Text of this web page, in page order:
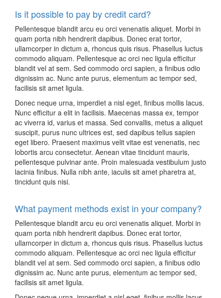
Is it possible to pay by credit card?
Pellentesque blandit arcu eu orci venenatis aliquet. Morbi in
quam porta nibh hendrerit dapibus. Donec erat tortor,
ullamcorper in dictum a, rhoncus quis risus. Phasellus luctus
commodo aliquam. Pellentesque ac orci nec ligula efficitur
blandit vel at sem. Sed commodo orci sapien, a finibus odio
dignissim ac. Nunc ante purus, elementum ac tempor sed,
facilisis sit amet ligula.
Donec neque urna, imperdiet a nisl eget, finibus mollis lacus.
Nunc efficitur a elit in facilisis. Maecenas massa ex, tempor
ac viverra id, varius et massa. Sed convallis, metus a aliquet
suscipit, purus nunc ultrices est, sed dapibus tellus sapien
eget libero. Praesent maximus velit vitae est venenatis, nec
lobortis arcu consectetur. Aenean vitae tincidunt mauris,
pellentesque pulvinar ante. Proin malesuada vestibulum justo
lacinia finibus. Nulla nibh ante, iaculis sit amet pharetra at,
tincidunt quis nisi.
What payment methods exist in your company?
Pellentesque blandit arcu eu orci venenatis aliquet. Morbi in
quam porta nibh hendrerit dapibus. Donec erat tortor,
ullamcorper in dictum a, rhoncus quis risus. Phasellus luctus
commodo aliquam. Pellentesque ac orci nec ligula efficitur
blandit vel at sem. Sed commodo orci sapien, a finibus odio
dignissim ac. Nunc ante purus, elementum ac tempor sed,
facilisis sit amet ligula.